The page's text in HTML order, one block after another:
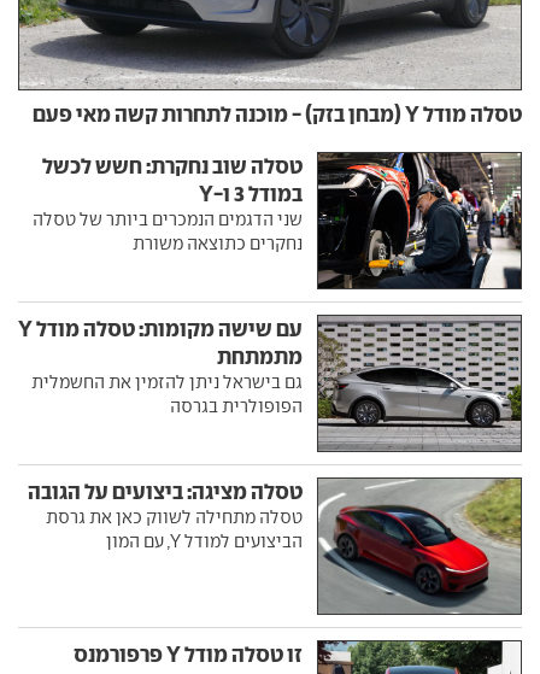
טסלה מודל Y (מבחן בזק) - מוכנה לתחרות קשה מאי פעם
טסלה שוב נחקרת: חשש לכשל
במודל 3 ו-Y
שני הדגמים הנמכרים ביותר של טסלה
נחקרים כתוצאה משורת
עם שישה מקומות: טסלה מודל Y
מתמתחת
גם בישראל ניתן להזמין את החשמלית
הפופולרית בגרסה
טסלה מציגה: ביצועים על הגובה
טסלה מתחילה לשווק כאן את גרסת
הביצועים למודל Y, עם המון
זו טסלה מודל Y פרפורמנס